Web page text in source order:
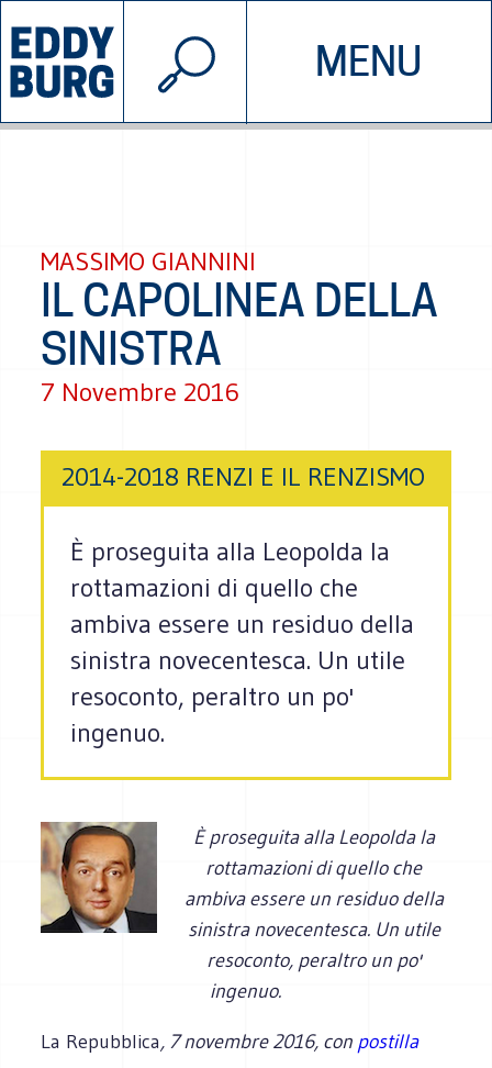
MENU
INIZIATIVE CHI SIAMO
© 2026 EDDYBURG
MASSIMO GIANNINI
IL CAPOLINEA DELLA
SINISTRA
7 Novembre 2016
2014-2018 RENZI E IL RENZISMO
È proseguita alla Leopolda la
rottamazioni di quello che
ambiva essere un residuo della
sinistra novecentesca. Un utile
resoconto, peraltro un po'
ingenuo.
È proseguita alla Leopolda la
rottamazioni di quello che
ambiva essere un residuo della
sinistra novecentesca. Un utile
resoconto, peraltro un po'
ingenuo.
La Repubblica, 7 novembre 2016, con postilla